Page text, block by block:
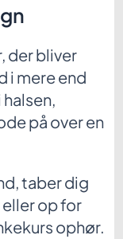
der bliver
i mere end
på over en
taber dig
op for
ophør.